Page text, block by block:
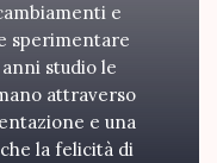
e
sperimentare
studio le
attraverso
e una
la felicità di